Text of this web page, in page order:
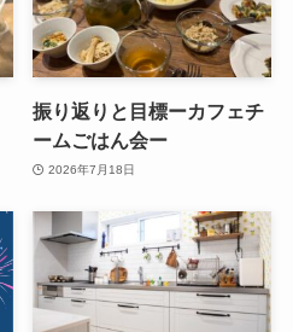
振り返りと目標ーカフェチ
ームごはん会ー
2026年7月18日